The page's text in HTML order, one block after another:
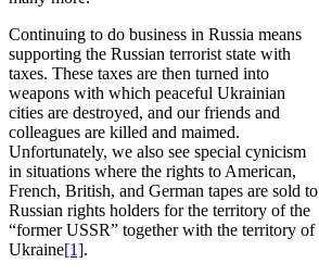
Continuing to do business in Russia means
supporting the Russian terrorist state with
taxes. These taxes are then turned into
weapons with which peaceful Ukrainian
cities are destroyed, and our friends and
colleagues are killed and maimed.
Unfortunately, we also see special cynicism
in situations where the rights to American,
French, British, and German tapes are sold to
Russian rights holders for the territory of the
“former USSR” together with the territory of
Ukraine[1].